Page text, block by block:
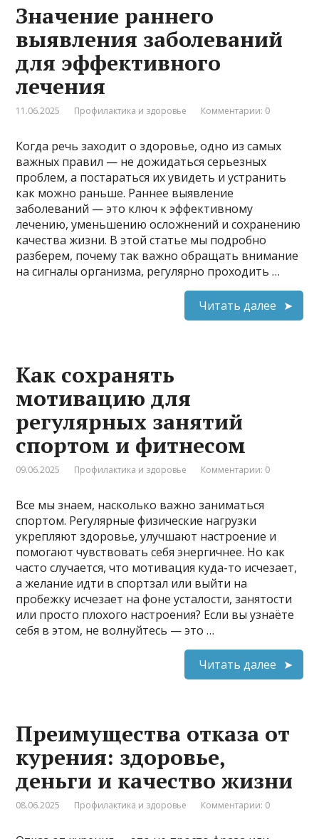
Значение раннего
выявления заболеваний
для эффективного
лечения
11.06.2025 Профилактика и здоровье Комментарии: 0
Когда речь заходит о здоровье, одно из самых
важных правил — не дожидаться серьезных
проблем, а постараться их увидеть и устранить
как можно раньше. Раннее выявление
заболеваний — это ключ к эффективному
лечению, уменьшению осложнений и сохранению
качества жизни. В этой статье мы подробно
разберем, почему так важно обращать внимание
на сигналы организма, регулярно проходить …
Читать далее
Как сохранять
мотивацию для
регулярных занятий
спортом и фитнесом
09.06.2025 Профилактика и здоровье Комментарии: 0
Все мы знаем, насколько важно заниматься
спортом. Регулярные физические нагрузки
укрепляют здоровье, улучшают настроение и
помогают чувствовать себя энергичнее. Но как
часто случается, что мотивация куда-то исчезает,
а желание идти в спортзал или выйти на
пробежку исчезает на фоне усталости, занятости
или просто плохого настроения? Если вы узнаёте
себя в этом, не волнуйтесь — это …
Читать далее
Преимущества отказа от
курения: здоровье,
деньги и качество жизни
08.06.2025 Профилактика и здоровье Комментарии: 0